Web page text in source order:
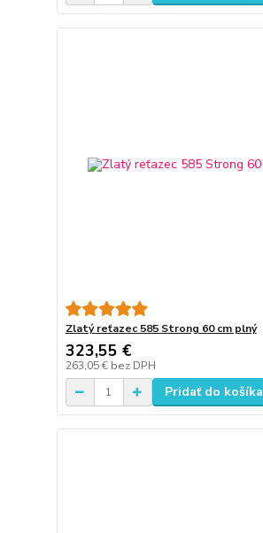
Zlatý reťazec 585 Strong 60 cm plný
323,55 €
263,05 € bez DPH
Pridať do košíka